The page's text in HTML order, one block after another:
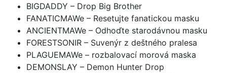
BIGDADDY – Drop Big Brother
FANATICMAWe – Resetujte fanatickou masku
ANCIENTMAWe – Odhoďte starodávnou masku
FORESTSONIR – Suvenýr z deštného pralesa
PLAGUEMAWe – rozbalovací morová maska
DEMONSLAY – Demon Hunter Drop